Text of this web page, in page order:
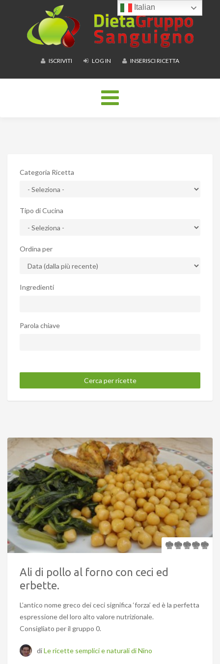
ISCRIVITI LOG IN INSERISCI RICETTA
Toggle
navigation
Categoria Ricetta
Tipo di Cucina
Ordina per
Ingredienti
Parola chiave
Cerca per ricette
Ali di pollo al forno con ceci ed
erbette.
L’antico nome greco dei ceci significa ‘forza’ ed è la perfetta
espressione del loro alto valore nutrizionale.
Consigliato per il gruppo 0.
diLe ricette semplici e naturali di Nino
Italian